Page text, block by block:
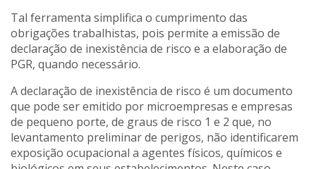
Tal ferramenta simplifica o cumprimento das
obrigações trabalhistas, pois permite a emissão de
declaração de inexistência de risco e a elaboração de
PGR, quando necessário.
A declaração de inexistência de risco é um documento
que pode ser emitido por microempresas e empresas
de pequeno porte, de graus de risco 1 e 2 que, no
levantamento preliminar de perigos, não identificarem
exposição ocupacional a agentes físicos, químicos e